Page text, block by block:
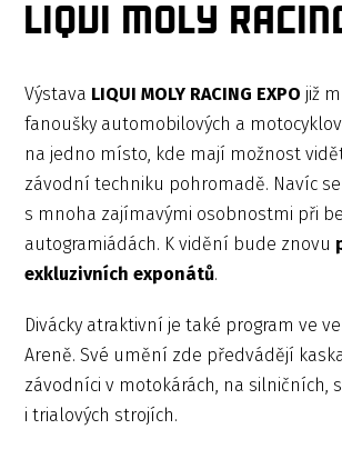
LIQUI MOLY
Výstava LIQUI MOLY RACING EXPO již
fanoušky automobilových a
na jedno místo, kde mají možnost
závodní techniku pohromadě. Navíc
s mnoha zajímavými osobnostmi při
autogramiádách. K vidění bude znovu
exkluzivních exponátů.
Divácky atraktivní je také program ve
Areně. Své umění zde předvádějí
závodníci v motokárách, na silničních,
i trialových strojích.